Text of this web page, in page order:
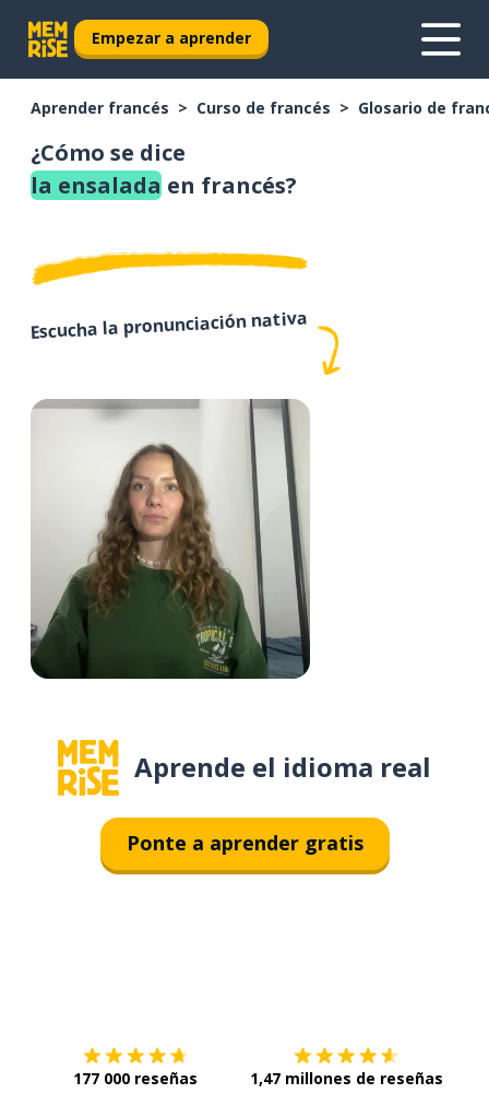
Empezar a aprender
Aprender francés Curso de francés Glosario de
¿Cómo se dice
la ensalada en francés?
Escucha la pronunciación nativa
Aprende el idioma real
Ponte a aprender gratis
177 000 reseñas 1,47 millones de reseñas